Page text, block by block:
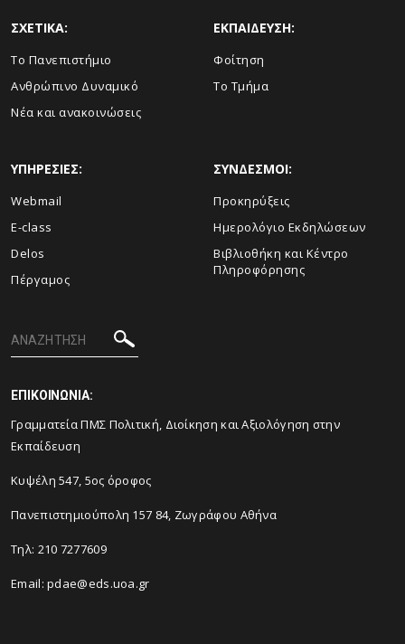
ΣΧΕΤΙΚΑ:
Το Πανεπιστήμιο
Ανθρώπινο Δυναμικό
Νέα και ανακοινώσεις
ΕΚΠΑΙΔΕΥΣΗ:
Φοίτηση
Το Τμήμα
ΥΠΗΡΕΣΙΕΣ:
Webmail
E-class
Delos
Πέργαμος
ΣΥΝΔΕΣΜΟΙ:
Προκηρύξεις
Ημερολόγιο Εκδηλώσεων
Βιβλιοθήκη και Κέντρο
Πληροφόρησης
ΕΠΙΚΟΙΝΩΝΙΑ:
Γραμματεία ΠΜΣ Πολιτική, Διοίκηση και Αξιολόγηση στην
Εκπαίδευση
Κυψέλη 547, 5ος όροφος
Πανεπιστημιούπολη 157 84, Ζωγράφου Αθήνα
Τηλ: 210 7277609
Email:pdae@eds.uoa.gr